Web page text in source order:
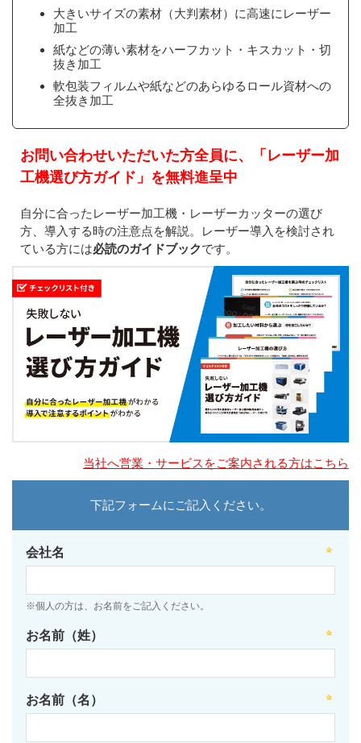
大きいサイズの素材（大判素材）に高速にレーザー
加工
紙などの薄い素材をハーフカット・キスカット・切
抜き加工
軟包装フィルムや紙などのあらゆるロール資材への
全抜き加工
お問い合わせいただいた方全員に、「レーザー加
工機選び方ガイド」を無料進呈中
自分に合ったレーザー加工機・レーザーカッターの選び
方、導入する時の注意点を解説。レーザー導入を検討され
ている方には必読のガイドブックです。
当社へ営業・サービスをご案内される方はこちら
下記フォームにご記入ください。
会社名
※個人の方は、お名前をご記入ください。
お名前（姓）
お名前（名）